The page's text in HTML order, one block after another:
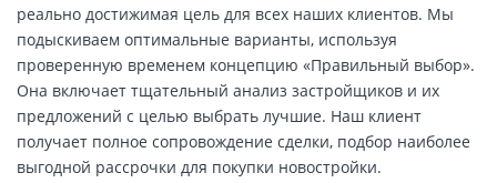
реально достижимая цель для всех наших клиентов. Мы
подыскиваем оптимальные варианты, используя
проверенную временем концепцию «Правильный выбор».
Она включает тщательный анализ застройщиков и их
предложений с целью выбрать лучшие. Наш клиент
получает полное сопровождение сделки, подбор наиболее
выгодной рассрочки для покупки новостройки.